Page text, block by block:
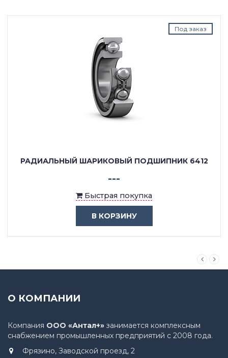
В наличии
ОДНОРЯДНЫЙ ШАРИКОВЫЙ ПОДШИПНИК 6412
Быстрая покупка
В КОРЗИНУ
О КОМПАНИИ
Компания ООО «Антал+» занимается комплексным
снабжением промышленных предприятий с 2008 года.
Фрязино, Заводской проезд, 2